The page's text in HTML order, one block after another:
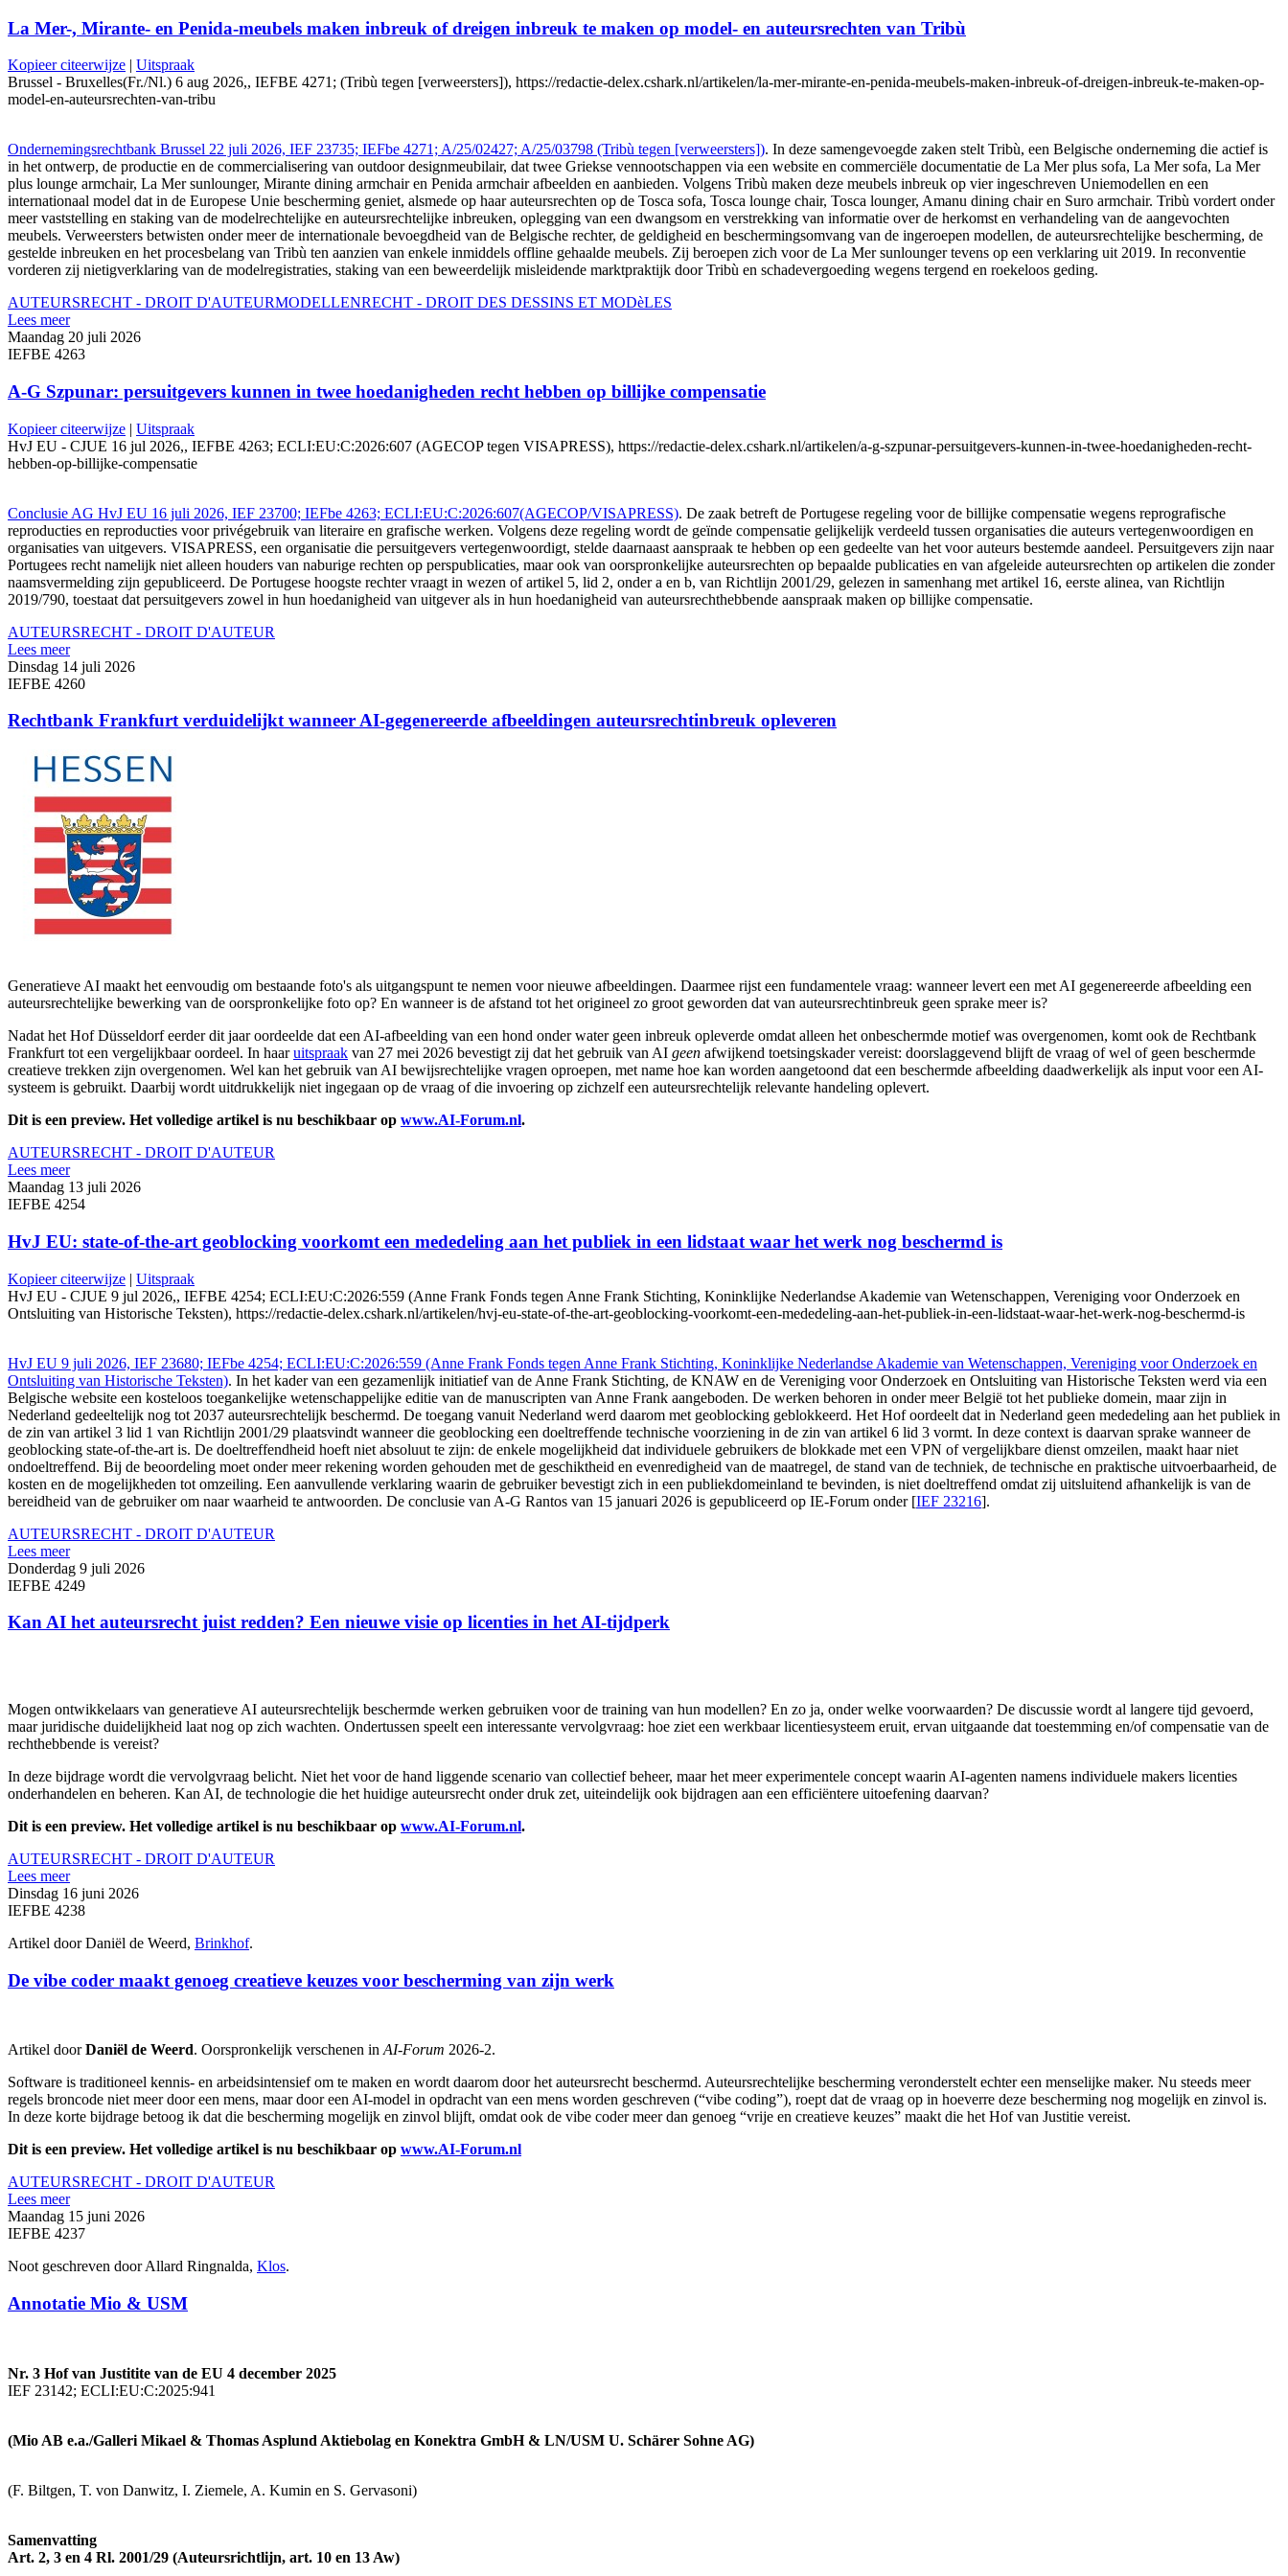
La Mer-, Mirante- en Penida-meubels maken inbreuk of dreigen inbreuk te maken op model- en auteursrechten van Tribù
Kopieer citeerwijze | Uitspraak
Brussel - Bruxelles(Fr./Nl.) 6 aug 2026,, IEFBE 4271; (Tribù tegen [verweersters]), https://redactie-delex.cshark.nl/artikelen/la-mer-mirante-en-penida-meubels-maken-inbreuk-of-dreigen-inbreuk-te-maken-op-
model-en-auteursrechten-van-tribu
Ondernemingsrechtbank Brussel 22 juli 2026, IEF 23735; IEFbe 4271; A/25/02427; A/25/03798 (Tribù tegen [verweersters]). In deze samengevoegde zaken stelt Tribù, een Belgische onderneming die actief is
in het ontwerp, de productie en de commercialisering van outdoor designmeubilair, dat twee Griekse vennootschappen via een website en commerciële documentatie de La Mer plus sofa, La Mer sofa, La Mer
plus lounge armchair, La Mer sunlounger, Mirante dining armchair en Penida armchair afbeelden en aanbieden. Volgens Tribù maken deze meubels inbreuk op vier ingeschreven Uniemodellen en een
internationaal model dat in de Europese Unie bescherming geniet, alsmede op haar auteursrechten op de Tosca sofa, Tosca lounge chair, Tosca lounger, Amanu dining chair en Suro armchair. Tribù vordert onder
meer vaststelling en staking van de modelrechtelijke en auteursrechtelijke inbreuken, oplegging van een dwangsom en verstrekking van informatie over de herkomst en verhandeling van de aangevochten
meubels. Verweersters betwisten onder meer de internationale bevoegdheid van de Belgische rechter, de geldigheid en beschermingsomvang van de ingeroepen modellen, de auteursrechtelijke bescherming, de
gestelde inbreuken en het procesbelang van Tribù ten aanzien van enkele inmiddels offline gehaalde meubels. Zij beroepen zich voor de La Mer sunlounger tevens op een verklaring uit 2019. In reconventie
vorderen zij nietigverklaring van de modelregistraties, staking van een beweerdelijk misleidende marktpraktijk door Tribù en schadevergoeding wegens tergend en roekeloos geding.
AUTEURSRECHT - DROIT D'AUTEURMODELLENRECHT - DROIT DES DESSINS ET MODèLES
Lees meer
Maandag 20 juli 2026
IEFBE 4263
A-G Szpunar: persuitgevers kunnen in twee hoedanigheden recht hebben op billijke compensatie
Kopieer citeerwijze | Uitspraak
HvJ EU - CJUE 16 jul 2026,, IEFBE 4263; ECLI:EU:C:2026:607 (AGECOP tegen VISAPRESS), https://redactie-delex.cshark.nl/artikelen/a-g-szpunar-persuitgevers-kunnen-in-twee-hoedanigheden-recht-
hebben-op-billijke-compensatie
Conclusie AG HvJ EU 16 juli 2026, IEF 23700; IEFbe 4263; ECLI:EU:C:2026:607(AGECOP/VISAPRESS). De zaak betreft de Portugese regeling voor de billijke compensatie wegens reprografische
reproducties en reproducties voor privégebruik van literaire en grafische werken. Volgens deze regeling wordt de geïnde compensatie gelijkelijk verdeeld tussen organisaties die auteurs vertegenwoordigen en
organisaties van uitgevers. VISAPRESS, een organisatie die persuitgevers vertegenwoordigt, stelde daarnaast aanspraak te hebben op een gedeelte van het voor auteurs bestemde aandeel. Persuitgevers zijn naar
Portugees recht namelijk niet alleen houders van naburige rechten op perspublicaties, maar ook van oorspronkelijke auteursrechten op bepaalde publicaties en van afgeleide auteursrechten op artikelen die zonder
naamsvermelding zijn gepubliceerd. De Portugese hoogste rechter vraagt in wezen of artikel 5, lid 2, onder a en b, van Richtlijn 2001/29, gelezen in samenhang met artikel 16, eerste alinea, van Richtlijn
2019/790, toestaat dat persuitgevers zowel in hun hoedanigheid van uitgever als in hun hoedanigheid van auteursrechthebbende aanspraak maken op billijke compensatie.
AUTEURSRECHT - DROIT D'AUTEUR
Lees meer
Dinsdag 14 juli 2026
IEFBE 4260
Rechtbank Frankfurt verduidelijkt wanneer AI-gegenereerde afbeeldingen auteursrechtinbreuk opleveren
Generatieve AI maakt het eenvoudig om bestaande foto's als uitgangspunt te nemen voor nieuwe afbeeldingen. Daarmee rijst een fundamentele vraag: wanneer levert een met AI gegenereerde afbeelding een
auteursrechtelijke bewerking van de oorspronkelijke foto op? En wanneer is de afstand tot het origineel zo groot geworden dat van auteursrechtinbreuk geen sprake meer is?
Nadat het Hof Düsseldorf eerder dit jaar oordeelde dat een AI-afbeelding van een hond onder water geen inbreuk opleverde omdat alleen het onbeschermde motief was overgenomen, komt ook de Rechtbank
Frankfurt tot een vergelijkbaar oordeel. In haaruitspraak van 27 mei 2026 bevestigt zij dat het gebruik van AI geen afwijkend toetsingskader vereist: doorslaggevend blijft de vraag of wel of geen beschermde
creatieve trekken zijn overgenomen. Wel kan het gebruik van AI bewijsrechtelijke vragen oproepen, met name hoe kan worden aangetoond dat een beschermde afbeelding daadwerkelijk als input voor een AI-
systeem is gebruikt. Daarbij wordt uitdrukkelijk niet ingegaan op de vraag of die invoering op zichzelf een auteursrechtelijk relevante handeling oplevert.
Dit is een preview. Het volledige artikel is nu beschikbaar op www.AI-Forum.nl.
AUTEURSRECHT - DROIT D'AUTEUR
Lees meer
Maandag 13 juli 2026
IEFBE 4254
HvJ EU: state-of-the-art geoblocking voorkomt een mededeling aan het publiek in een lidstaat waar het werk nog beschermd is
Kopieer citeerwijze | Uitspraak
HvJ EU - CJUE 9 jul 2026,, IEFBE 4254; ECLI:EU:C:2026:559 (Anne Frank Fonds tegen Anne Frank Stichting, Koninklijke Nederlandse Akademie van Wetenschappen, Vereniging voor Onderzoek en
Ontsluiting van Historische Teksten), https://redactie-delex.cshark.nl/artikelen/hvj-eu-state-of-the-art-geoblocking-voorkomt-een-mededeling-aan-het-publiek-in-een-lidstaat-waar-het-werk-nog-beschermd-is
HvJ EU 9 juli 2026, IEF 23680; IEFbe 4254; ECLI:EU:C:2026:559 (Anne Frank Fonds tegen Anne Frank Stichting, Koninklijke Nederlandse Akademie van Wetenschappen, Vereniging voor Onderzoek en
Ontsluiting van Historische Teksten). In het kader van een gezamenlijk initiatief van de Anne Frank Stichting, de KNAW en de Vereniging voor Onderzoek en Ontsluiting van Historische Teksten werd via een
Belgische website een kosteloos toegankelijke wetenschappelijke editie van de manuscripten van Anne Frank aangeboden. De werken behoren in onder meer België tot het publieke domein, maar zijn in
Nederland gedeeltelijk nog tot 2037 auteursrechtelijk beschermd. De toegang vanuit Nederland werd daarom met geoblocking geblokkeerd. Het Hof oordeelt dat in Nederland geen mededeling aan het publiek in
de zin van artikel 3 lid 1 van Richtlijn 2001/29 plaatsvindt wanneer die geoblocking een doeltreffende technische voorziening in de zin van artikel 6 lid 3 vormt. In deze context is daarvan sprake wanneer de
geoblocking state-of-the-art is. De doeltreffendheid hoeft niet absoluut te zijn: de enkele mogelijkheid dat individuele gebruikers de blokkade met een VPN of vergelijkbare dienst omzeilen, maakt haar niet
ondoeltreffend. Bij de beoordeling moet onder meer rekening worden gehouden met de geschiktheid en evenredigheid van de maatregel, de stand van de techniek, de technische en praktische uitvoerbaarheid, de
kosten en de mogelijkheden tot omzeiling. Een aanvullende verklaring waarin de gebruiker bevestigt zich in een publiekdomeinland te bevinden, is niet doeltreffend omdat zij uitsluitend afhankelijk is van de
bereidheid van de gebruiker om naar waarheid te antwoorden. De conclusie van A-G Rantos van 15 januari 2026 is gepubliceerd op IE-Forum onder [IEF 23216].
AUTEURSRECHT - DROIT D'AUTEUR
Lees meer
Donderdag 9 juli 2026
IEFBE 4249
Kan AI het auteursrecht juist redden? Een nieuwe visie op licenties in het AI-tijdperk
Mogen ontwikkelaars van generatieve AI auteursrechtelijk beschermde werken gebruiken voor de training van hun modellen? En zo ja, onder welke voorwaarden? De discussie wordt al langere tijd gevoerd,
maar juridische duidelijkheid laat nog op zich wachten. Ondertussen speelt een interessante vervolgvraag: hoe ziet een werkbaar licentiesysteem eruit, ervan uitgaande dat toestemming en/of compensatie van de
rechthebbende is vereist?
In deze bijdrage wordt die vervolgvraag belicht. Niet het voor de hand liggende scenario van collectief beheer, maar het meer experimentele concept waarin AI-agenten namens individuele makers licenties
onderhandelen en beheren. Kan AI, de technologie die het huidige auteursrecht onder druk zet, uiteindelijk ook bijdragen aan een efficiëntere uitoefening daarvan?
Dit is een preview. Het volledige artikel is nu beschikbaar op www.AI-Forum.nl.
AUTEURSRECHT - DROIT D'AUTEUR
Lees meer
Dinsdag 16 juni 2026
IEFBE 4238
Artikel door Daniël de Weerd, Brinkhof.
De vibe coder maakt genoeg creatieve keuzes voor bescherming van zijn werk
Artikel doorDaniël de Weerd. Oorspronkelijk verschenen inAI-Forum 2026-2.
Software is traditioneel kennis- en arbeidsintensief om te maken en wordt daarom door het auteursrecht beschermd. Auteursrechtelijke bescherming veronderstelt echter een menselijke maker. Nu steeds meer
regels broncode niet meer door een mens, maar door een AI-model in opdracht van een mens worden geschreven (“vibe coding”), roept dat de vraag op in hoeverre deze bescherming nog mogelijk en zinvol is.
In deze korte bijdrage betoog ik dat die bescherming mogelijk en zinvol blijft, omdat ook de vibe coder meer dan genoeg “vrije en creatieve keuzes” maakt die het Hof van Justitie vereist.
Dit is een preview. Het volledige artikel is nu beschikbaar op www.AI-Forum.nl
AUTEURSRECHT - DROIT D'AUTEUR
Lees meer
Maandag 15 juni 2026
IEFBE 4237
Noot geschreven door Allard Ringnalda, Klos.
Annotatie Mio & USM
Nr. 3 Hof van Justitite van de EU 4 december 2025
IEF 23142; ECLI:EU:C:2025:941
(Mio AB e.a./Galleri Mikael & Thomas Asplund Aktiebolag en Konektra GmbH & LN/USM U. Schärer Sohne AG)
(F. Biltgen, T. von Danwitz, I. Ziemele, A. Kumin en S. Gervasoni)
Samenvatting
Art. 2, 3 en 4 Rl. 2001/29 (Auteursrichtlijn, art. 10 en 13 Aw)